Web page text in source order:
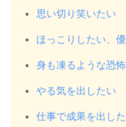
思い切り笑いたい
ほっこりしたい、
身も凍るような恐
やる気を出したい
仕事で成果を出し